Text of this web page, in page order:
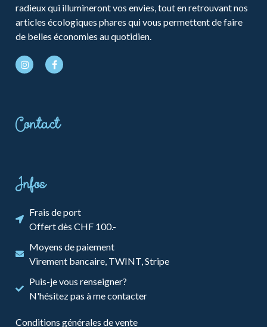
radieux qui illumineront vos envies, tout en retrouvant nos
articles écologiques phares qui vous permettent de faire
de belles économies au quotidien.
Contact
Infos
Frais de port
Offert dès CHF 100.-
Moyens de paiement
Virement bancaire, TWINT, Stripe
Puis-je vous renseigner?
N'hésitez pas à me contacter
Conditions générales de vente